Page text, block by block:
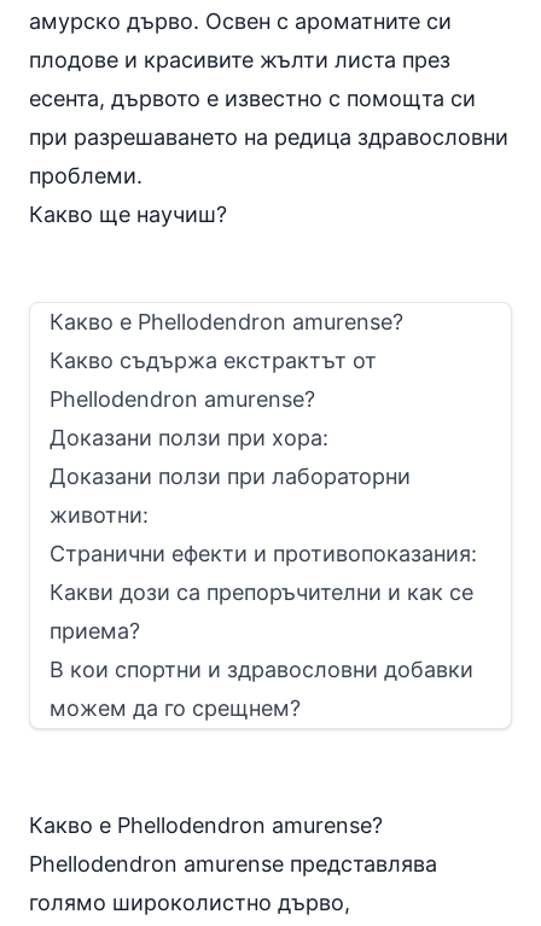
амурско дърво. Освен с ароматните си
плодове и красивите жълти листа през
есента, дървото е известно с помощта си
при разрешаването на редица здравословни
проблеми.
Какво ще научиш?
Какво е Phellodendron amurense?
Какво съдържа eкстрактът от
Phellodendron amurense?
Доказани ползи при хора:
Доказани ползи при лабораторни
животни:
Странични ефекти и противопоказания:
Какви дози са препоръчителни и как се
приема?
В кои спортни и здравословни добавки
можем да го срещнем?
Какво е Phellodendron amurense?
Phellodendron amurense представлява
голямо широколистно дърво,